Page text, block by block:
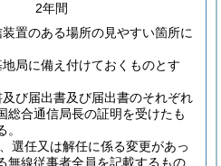
2年間
置のある場所の見やすい箇所に
局に備え付けておくものとす
び届出書及び届出書のそれぞれ
総合通信局長の証明を受けたも
選任又は解任に係る変更があっ
無線従事者全員を記載するもの